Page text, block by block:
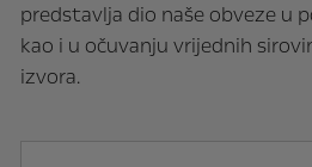
predstavlja dio naše obveze u
kao i u očuvanju vrijednih
izvora.